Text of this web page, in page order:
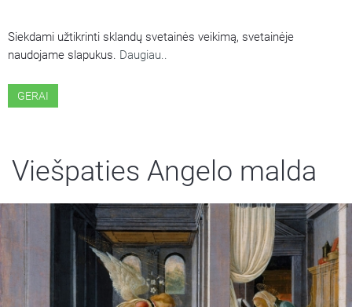
Siekdami užtikrinti sklandų svetainės veikimą, svetainėje
naudojame slapukus. Daugiau..
GERAI
Viešpaties Angelo malda